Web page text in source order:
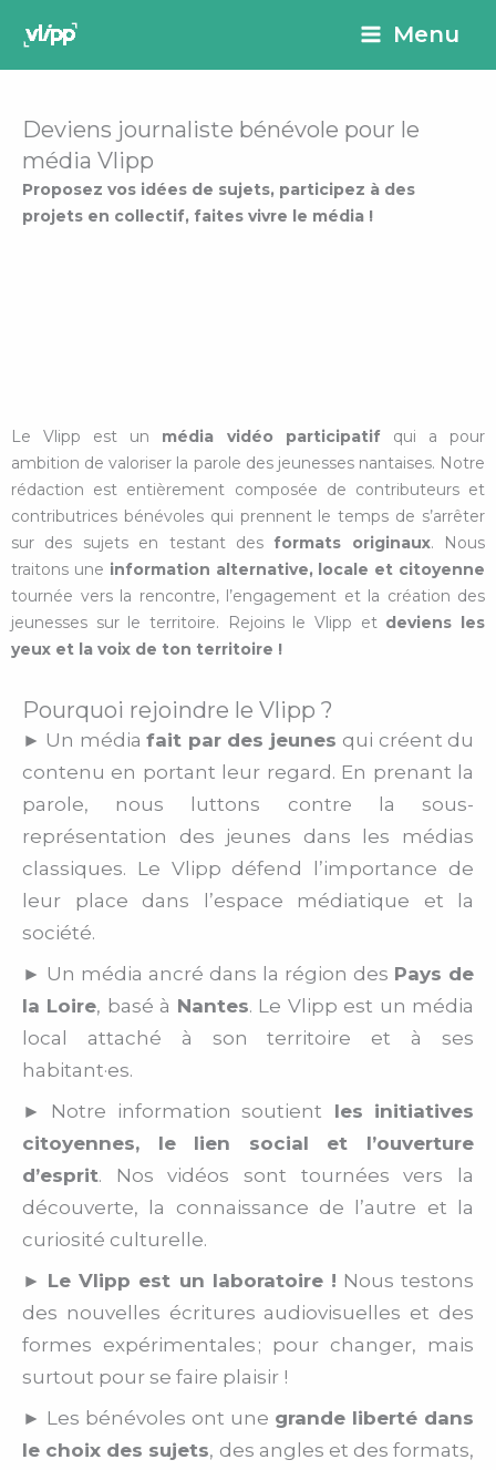
principal
Menu
Deviens journaliste bénévole pour le
média Vlipp
Proposez vos idées de sujets, participez à des
projets en collectif, faites vivre le média !
Le Vlipp est un média vidéo participatifqui a pour
ambition de valoriser la parole des jeunesses nantaises. Notre
rédaction est entièrement composée de contributeurs et
contributrices bénévoles qui prennent le temps de s’arrêter
sur des sujets en testant des formats originaux. Nous
traitons une information alternative, locale et citoyenne
tournée vers la rencontre, l’engagement et la création des
jeunesses sur le territoire. Rejoins le Vlipp et deviens les
yeux et la voix de ton territoire !
Pourquoi rejoindre le Vlipp ?
► Un médiafait par des jeunes qui créent du
contenu en portant leur regard. En prenant la
parole, nous luttons contre la sous-
représentation des jeunes dans les médias
classiques. Le Vlipp défend l’importance de
leur place dans l’espace médiatique et la
société.
► Un média ancré dans la région des Pays de
la Loire, basé à Nantes. Le Vlipp est un média
local attaché à son territoire et à ses
habitant·es.
► Notre information soutient les initiatives
citoyennes, le lien social et l’ouverture
d’esprit. Nos vidéos sont tournées vers la
découverte, la connaissance de l’autre et la
curiosité culturelle.
► Le Vlipp est un laboratoire ! Nous testons
des nouvelles écritures audiovisuelles et des
formes expérimentales ; pour changer, mais
surtout pour se faire plaisir !
► Les bénévoles ont une grande liberté dans
le choix des sujets, des angles et des formats,